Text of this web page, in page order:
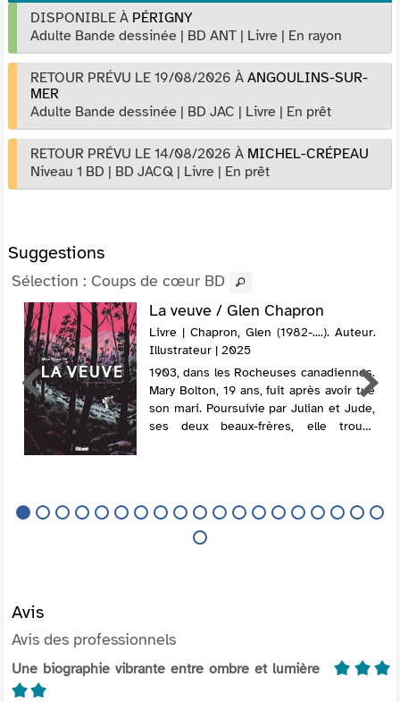
DISPONIBLE À PÉRIGNY
Adulte Bande dessinée | BD ANT | Livre | En rayon
RETOUR PRÉVU LE 19/08/2026 À ANGOULINS-SUR-
MER
Adulte Bande dessinée | BD JAC | Livre | En prêt
RETOUR PRÉVU LE 14/08/2026 À MICHEL-CRÉPEAU
Niveau 1 BD | BD JACQ | Livre | En prêt
Suggestions
Sélection : Coups de cœur BD
La veuve / Glen Chapron
Livre | Chapron, Glen (1982-....). Auteur.
Illustrateur | 2025
1903, dans les Rocheuses canadiennes.
Mary Bolton, 19 ans, fuit après avoir tué
son mari. Poursuivie par Julian et Jude,
ses deux beaux-frères, elle trouve
Avis
Avis des professionnels
Une biographie vibrante entre ombre et lumière 5/5